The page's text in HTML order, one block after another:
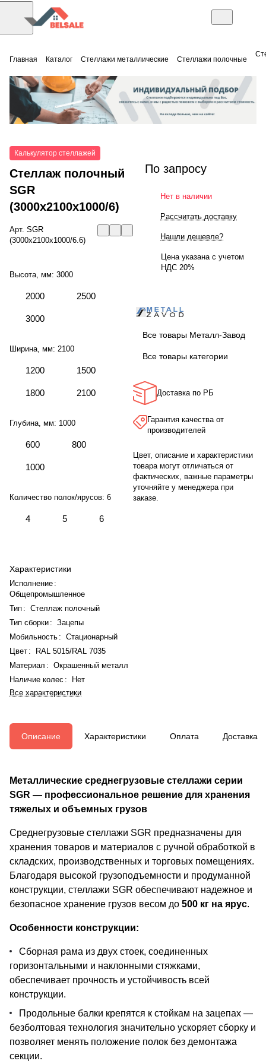
Главная Каталог Стеллажи металлические Стеллажи полочные
Калькулятор стеллажей
Стеллаж полочный
SGR
(3000x2100x1000/6)
Арт. SGR
(3000x2100x1000/6.6)
Высота, мм: 3000
2000 2500
3000
Ширина, мм: 2100
1200 1500
1800 2100
Глубина, мм: 1000
600 800
1000
Количество полок/ярусов: 6
4 5 6
Характеристики
Исполнение :
Общепромышленное
Тип : Стеллаж полочный
Тип сборки: Зацепы
Мобильность : Стационарный
Цвет :
RAL 5015/RAL 7035
Материал : Окрашенный металл
Наличие колес :
Нет
Все характеристики
По запросу
Нет в наличии
Рассчитать доставку
Нашли дешевле?
Цена указана с учетом
НДС 20%
Все товары Металл-Завод
Все товары категории
Доставка по РБ
Гарантия качества от
производителей
Цвет, описание и характеристики
товара могут отличаться от
фактических, важные параметры
уточняйте у менеджера при
заказе.
Описание Характеристики Оплата Доставка
Металлические среднегрузовые стеллажи серии
SGR — профессиональное решение для хранения
тяжелых и объемных грузов
Среднегрузовые стеллажи SGR предназначены для
хранения товаров и материалов с ручной обработкой в
складских, производственных и торговых помещениях.
Благодаря высокой грузоподъемности и продуманной
конструкции, стеллажи SGR обеспечивают надежное и
безопасное хранение грузов весом до 500 кг на ярус.
Особенности конструкции:
Сборная рама из двух стоек, соединенных
горизонтальными и наклонными стяжками,
обеспечивает прочность и устойчивость всей
конструкции.
Продольные балки крепятся к стойкам на зацепах —
безболтовая технология значительно ускоряет сборку и
позволяет менять положение полок без демонтажа
секции.